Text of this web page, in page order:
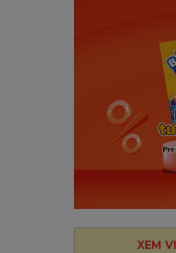
XEM